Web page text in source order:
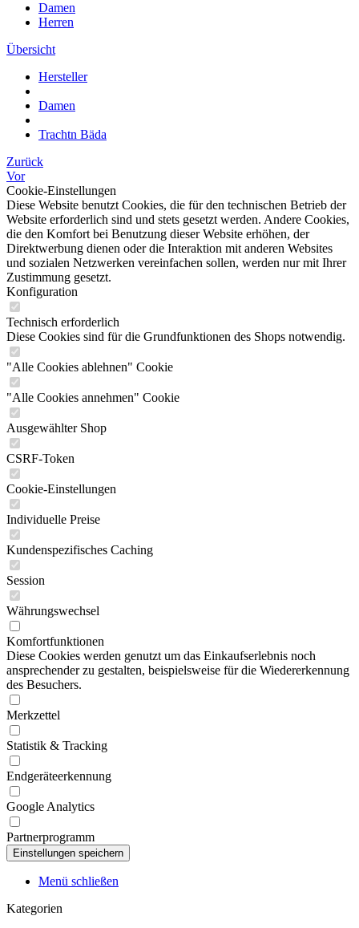
Damen
Herren
Übersicht
Hersteller
Damen
Trachtn Bäda
Zurück
Vor
Cookie-Einstellungen
Diese Website benutzt Cookies, die für den technischen Betrieb der
Website erforderlich sind und stets gesetzt werden. Andere Cookies,
die den Komfort bei Benutzung dieser Website erhöhen, der
Direktwerbung dienen oder die Interaktion mit anderen Websites
und sozialen Netzwerken vereinfachen sollen, werden nur mit Ihrer
Zustimmung gesetzt.
Konfiguration
Technisch erforderlich
Diese Cookies sind für die Grundfunktionen des Shops notwendig.
"Alle Cookies ablehnen" Cookie
"Alle Cookies annehmen" Cookie
Ausgewählter Shop
CSRF-Token
Cookie-Einstellungen
Individuelle Preise
Kundenspezifisches Caching
Session
Währungswechsel
Komfortfunktionen
Diese Cookies werden genutzt um das Einkaufserlebnis noch
ansprechender zu gestalten, beispielsweise für die Wiedererkennung
des Besuchers.
Merkzettel
Statistik & Tracking
Endgeräteerkennung
Google Analytics
Partnerprogramm
Menü schließen
Kategorien